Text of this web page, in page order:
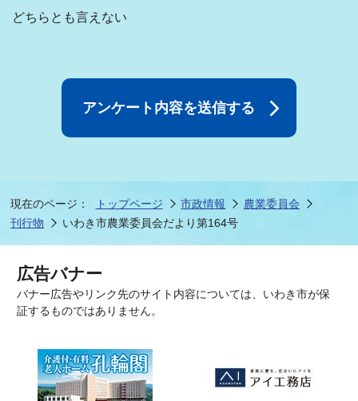
どちらとも言えない
現在のページ： トップページ 市政情報
農業委員会
刊行物
いわき市農業委員会だより第164号
広告バナー
バナー広告やリンク先のサイト内容については、いわき市が保
証するものではありません。